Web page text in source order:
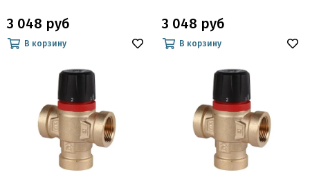
3 048 руб
В корзину
3 048 руб
В корзину